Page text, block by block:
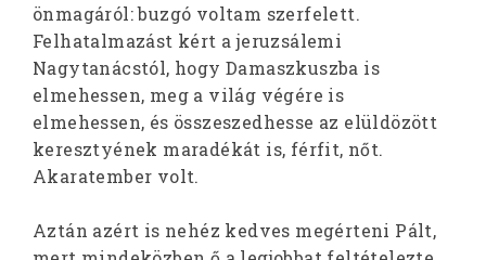
önmagáról: buzgó voltam szerfelett.
Felhatalmazást kért a jeruzsálemi
Nagytanácstól, hogy Damaszkuszba is
elmehessen, meg a világ végére is
elmehessen, és összeszedhesse az elüldözött
keresztyének maradékát is, férfit, nőt.
Akaratember volt.
Aztán azért is nehéz kedves megérteni Pált,